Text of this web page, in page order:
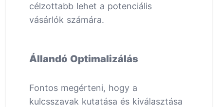
célzottabb lehet a potenciális
vásárlók számára.
Állandó Optimalizálás
Fontos megérteni, hogy a
kulcsszavak kutatása és kiválasztása